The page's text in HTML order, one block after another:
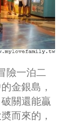
險一泊二
金銀島，
關還能贏
而來的，